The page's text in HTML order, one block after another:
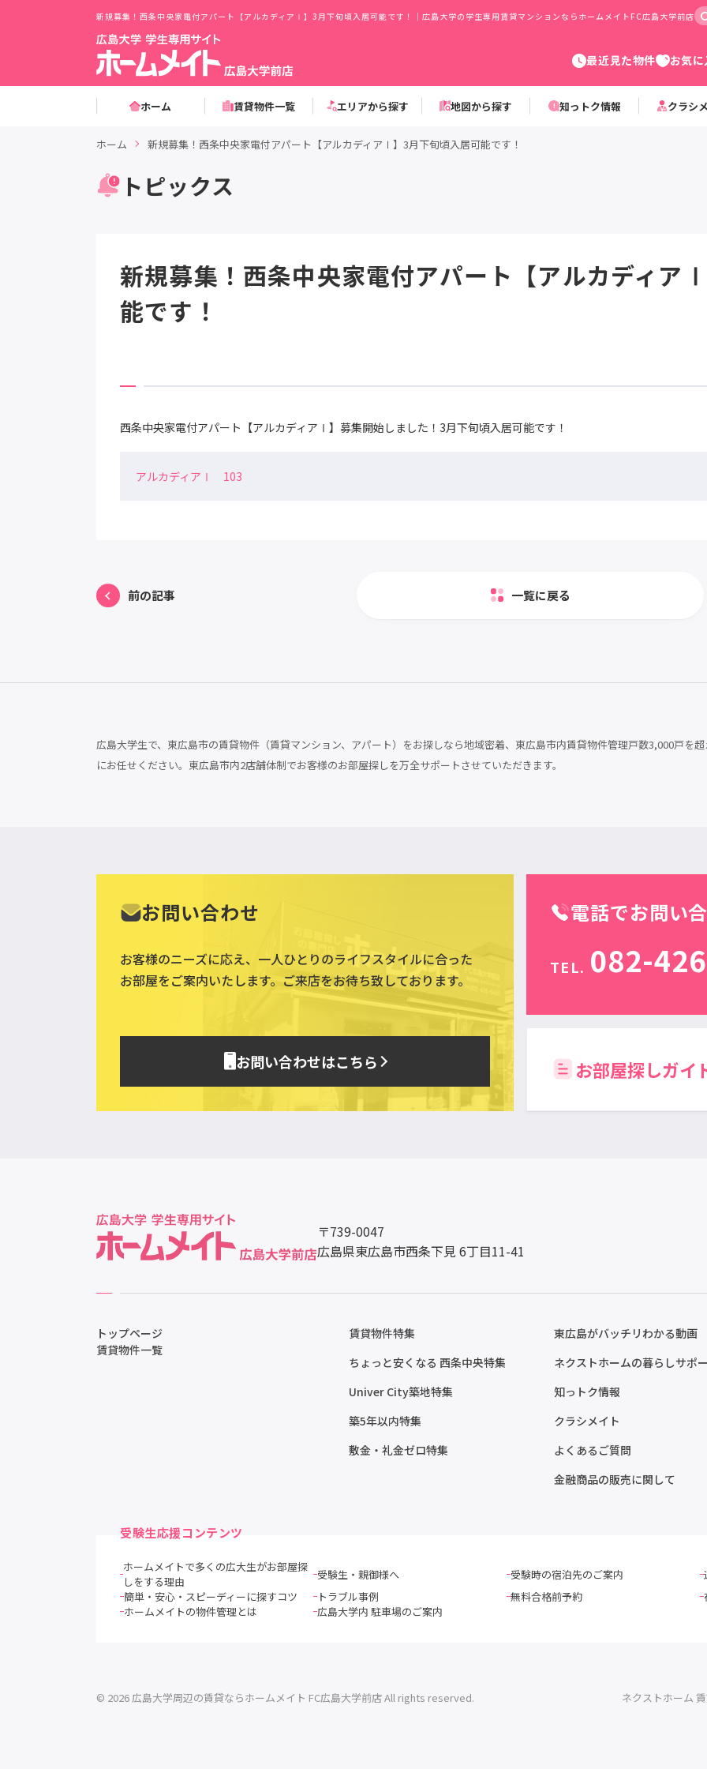
新規募集！西条中央家電付アパート【アルカディアⅠ】3月下旬頃入居可能です！｜広島大学の学生専用賃貸マンションならホームメイトFC広島大学前店
最近見た物件 お気
ホーム 賃貸物件一覧 エリアから探す 地図から探す 知っトク情報 クラシ
ホーム 新規募集！西条中央家電付アパート【アルカディアⅠ】3月下旬頃入居可能です！
トピックス
新規募集！西条中央家電付アパート【アルカディア
能です！
西条中央家電付アパート【アルカディアⅠ】募集開始しました！3月下旬頃入居可能です！
アルカディアⅠ 103
前の記事 一覧に戻る
広島大学生で、東広島市の賃貸物件（賃貸マンション、アパート）をお探しなら地域密着、東広島市内賃貸物件管理戸数3,000戸を
にお任せください。東広島市内2店舗体制でお客様のお部屋探しを万全サポートさせていただきます。
お問い合わせ
お客様のニーズに応え、一人ひとりのライフスタイルに合った
お部屋をご案内いたします。ご来店をお待ち致しております。
お問い合わせはこちら
電話でお問い
TEL. 082-
お部屋探しガイ
〒739-0047
広島県東広島市西条下見 6丁目11-41
トップページ
賃貸物件一覧
賃貸物件特集
ちょっと安くなる 西条中央特集
Univer City築地特集
築5年以内特集
敷金・礼金ゼロ特集
東広島がバッチリわかる動画
ネクストホームの暮らしサポ
知っトク情報
クラシメイト
よくあるご質問
金融商品の販売に関して
受験生応援コンテンツ
ホームメイトで多くの広大生がお部屋探
しをする理由
受験生・親御様へ 受験時の宿泊先のご案内
簡単・安心・スピーディーに探すコツ
トラブル事例 無料合格前予約
ホームメイトの物件管理とは
広島大学内 駐車場のご案内
© 2026 広島大学周辺の賃貸ならホームメイト FC広島大学前店 All rights reserved. ネクストホーム